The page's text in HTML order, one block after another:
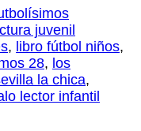
juvenil
, libro fútbol niños,
28, los
la chica,
lector infantil